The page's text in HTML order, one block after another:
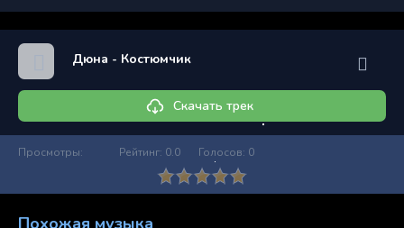
Дюна - Костюмчик
Скачать трек
Просмотры: Рейтинг: 0.0 Голосов: 0
Похожая музыка